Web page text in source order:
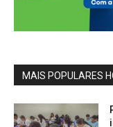
MAIS POPULARES